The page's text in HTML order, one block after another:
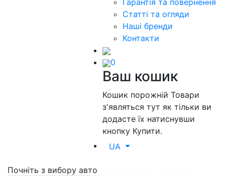
Гарантія та повернення
Статті та огляди
Наші бренди
Контакти
0
Ваш кошик
Кошик порожнійТовари
зʼявляться тут як тільки ви
додасте їх натиснувши
кнопку Купити.
UA
Почніть з вибору авто